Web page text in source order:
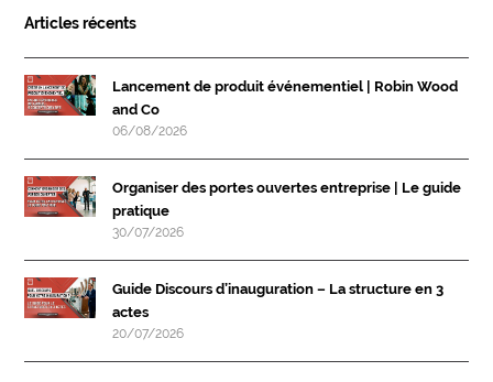
Articles récents
Lancement de produit événementiel | Robin Wood
and Co
06/08/2026
Organiser des portes ouvertes entreprise | Le guide
pratique
30/07/2026
Guide Discours d’inauguration – La structure en 3
actes
20/07/2026